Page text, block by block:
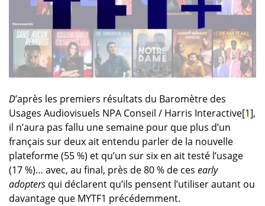
D’après les premiers résultats du Baromètre des
Usages Audiovisuels NPA Conseil / Harris Interactive[1],
il n’aura pas fallu une semaine pour que plus d’un
français sur deux ait entendu parler de la nouvelle
plateforme (55 %) et qu’un sur six en ait testé l’usage
(17 %)… avec, au final, près de 80 % de ces early
adoptersqui déclarent qu’ils pensent l’utiliser autant ou
davantage que MYTF1 précédemment.